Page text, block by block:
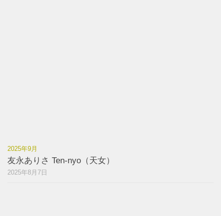
2025年9月
友永ありさ Ten-nyo（天女）
2025年8月7日